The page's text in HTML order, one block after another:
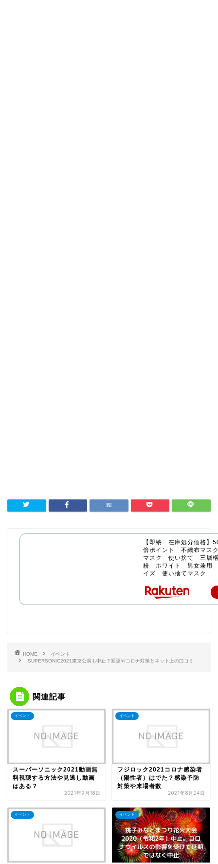
【即納 在庫処分価格
倍ポイント 不織布マ
マスク 使い捨て 三層
粉 ホワイト 男女兼用
イズ 使い捨てマスク
HOME
イベント
SUPERSONIC2021東京公演も中止？変更やコロナ対策とネット上の口コミ
関連記事
イベント
スーパーソニック2021動画無
料視聴する方法や見逃し動画
はある？
2021年9月18日
イベント
フジロック2021コロナ感染者
（陽性者）はでた？感染予防
対策や来場者数
2021年8月24日
イベント イベント